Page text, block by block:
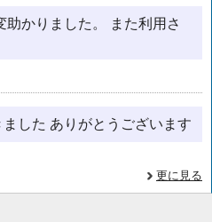
かりました。 また利用さ
した ありがとうございます
更に見る